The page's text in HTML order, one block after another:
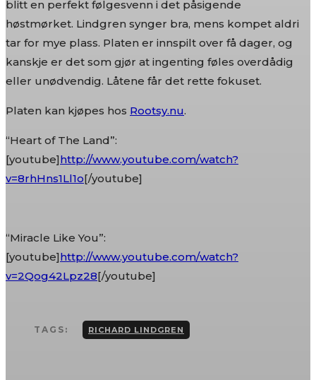
blitt en perfekt følgesvenn i det påsigende
høstmørket. Lindgren synger bra, mens kompet aldri
tar for mye plass. Platen er innspilt over få dager, og
kanskje er det som gjør at ingenting føles overdådig
eller unødvendig. Låtene får det rette fokuset.
Platen kan kjøpes hos Rootsy.nu.
“Heart of The Land”:
[youtube]http://www.youtube.com/watch?
v=8rhHns1Ll1o[/youtube]
“Miracle Like You”:
[youtube]http://www.youtube.com/watch?
v=2Qog42Lpz28[/youtube]
TAGS: RICHARD LINDGREN